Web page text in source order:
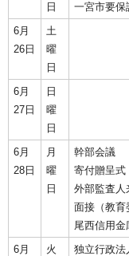
日
一宮市要保
6月
26日
土
曜
日
6月
27日
日
曜
日
6月
28日
月
曜
日
幹部会議
寄付贈呈式
外部監査人
面接（教育
尾西信用
6月
火
独立行政法